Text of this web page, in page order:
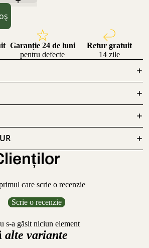
Garanție 24 de luni
pentru defecte
Retur gratuit
14 zile
care scrie o recenzie
Scrie o recenzie
s-a găsit niciun element
alte variante